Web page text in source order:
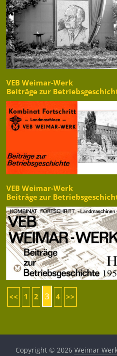
VEB Weimar-Werk
Beiträge zur
VEB Weimar-Werk
Beiträge zur
<< 1 2 3 4 >>
Copyright © 2026Weimar